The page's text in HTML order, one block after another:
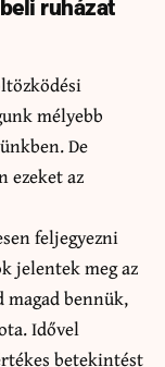
ruházat
mélyebb
De
ezeket az
feljegyezni
jelentek meg az
magad bennük,
Idővel
betekintést